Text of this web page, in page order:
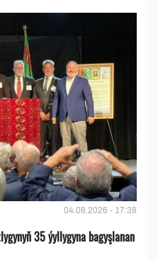
04.08.2026 - 17:38
35 ýyllygyna bagyşlanan